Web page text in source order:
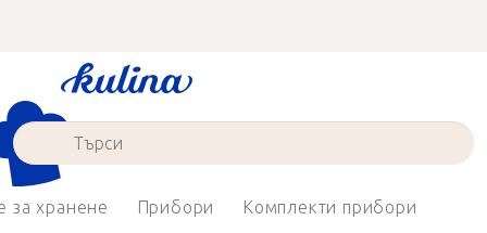
съдържанието
за хранене Прибори Комплекти прибори